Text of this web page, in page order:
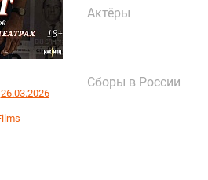
26.03.2026
Актёры
Сборы в России